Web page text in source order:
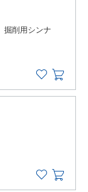
掘削用シンナ